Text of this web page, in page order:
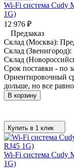
Wi-Fi система Cudy
1G)
12 976 ₽
Предзаказ
Склад (Москва):
Склад (Звенигород):
Склад
Срок поставки - по
Ориентировочный
дольше, но все
В корзину
Купить в 1 клик
Wi-Fi система Cudy
1G)